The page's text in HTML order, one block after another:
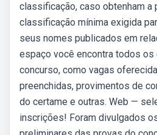
classificação, caso obtenham a
classificação mínima exigida
seus nomes publicados em
espaço você encontra todos
concurso, como vagas
preenchidas, provimentos de
do certame e outras. Web —
inscrições! Foram divulgados